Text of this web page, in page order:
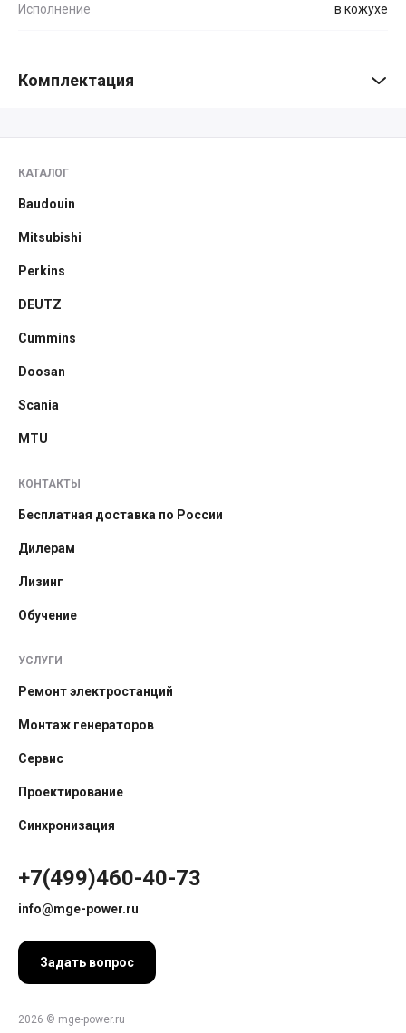
Исполнение в кожухе
Комплектация
КАТАЛОГ
Baudouin
Mitsubishi
Perkins
DEUTZ
Cummins
Doosan
Scania
MTU
КОНТАКТЫ
Бесплатная доставка по России
Дилерам
Лизинг
Обучение
УСЛУГИ
Ремонт электростанций
Монтаж генераторов
Сервис
Проектирование
Синхронизация
+7(499)460-40-73
info@mge-power.ru
Задать вопрос
2026 © mge-power.ru